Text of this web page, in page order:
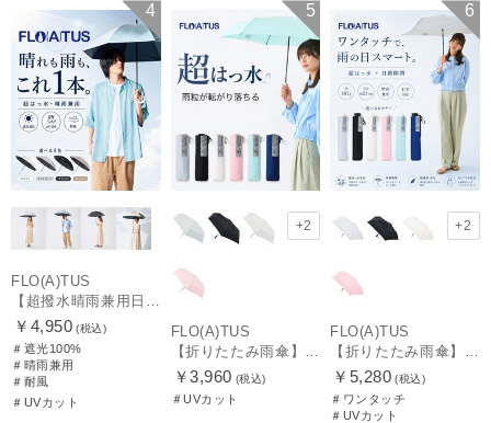
4
FLO(A)TUS
￥4,950 (税込)
＃遮光100%
＃晴雨兼用
＃耐風
＃UVカット
5
+2
FLO(A)TUS
￥3,960 (税込)
＃UVカット
6
+2
FLO(A)TUS
￥5,280 (税込)
＃ワンタッチ
＃UVカット